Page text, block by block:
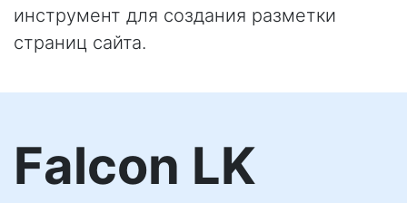
инструмент для создания разметки
страниц сайта.
Falcon LK